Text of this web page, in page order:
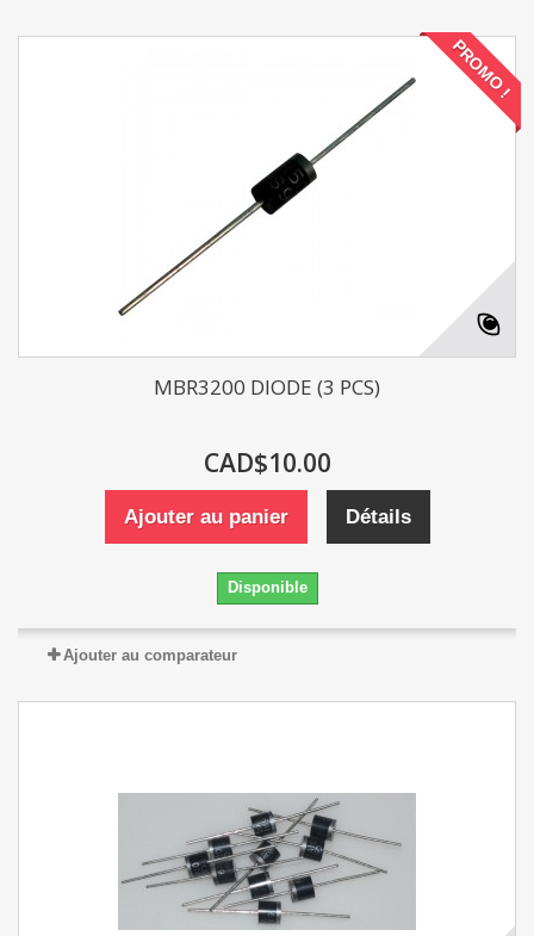
PROMO !
MBR3200 DIODE (3 PCS)
CAD$10.00
Ajouter au panier Détails
Disponible
Ajouter au comparateur